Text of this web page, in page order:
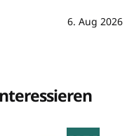
6. Aug 2026